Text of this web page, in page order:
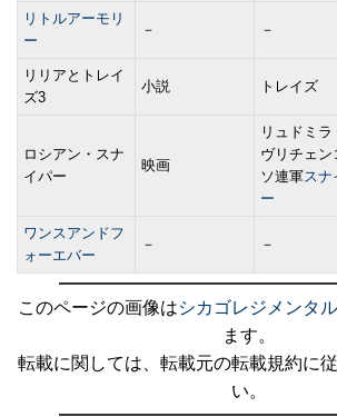
リトルアーモリ
ー
－ －
リリアとトレイ
ズ3
小説 トレイズ
ロシアン・スナ
イパー
映画
リュドミラ
ヴリチェン
ソ連軍スナ
ー
ワンスアンドフ
ォーエバー
－ －
このページの画像はシカゴレジメンタ
ます。
転載に関しては、転載元の転載規約に
い。